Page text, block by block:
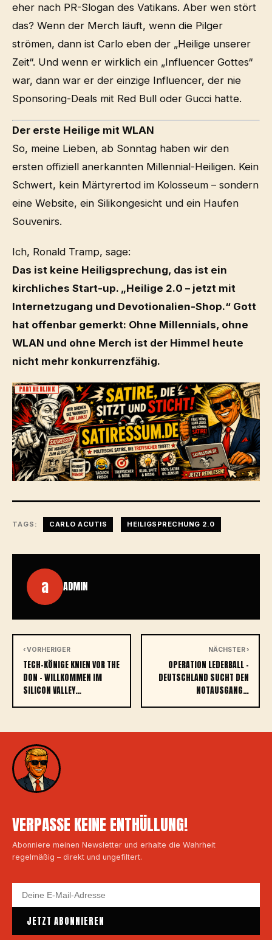
eher nach PR-Slogan des Vatikans. Aber wen stört
das? Wenn der Merch läuft, wenn die Pilger
strömen, dann ist Carlo eben der „Heilige unserer
Zeit“. Und wenn er wirklich ein „Influencer Gottes“
war, dann war er der einzige Influencer, der nie
Sponsoring-Deals mit Red Bull oder Gucci hatte.
Der erste Heilige mit WLAN
So, meine Lieben, ab Sonntag haben wir den
ersten offiziell anerkannten Millennial-Heiligen. Kein
Schwert, kein Märtyrertod im Kolosseum – sondern
eine Website, ein Silikongesicht und ein Haufen
Souvenirs.
Ich, Ronald Tramp, sage:
Das ist keine Heiligsprechung, das ist ein
kirchliches Start-up. „Heilige 2.0 – jetzt mit
Internetzugang und Devotionalien-Shop.“ Gott
hat offenbar gemerkt: Ohne Millennials, ohne
WLAN und ohne Merch ist der Himmel heute
nicht mehr konkurrenzfähig.
PARTNERLINK
TAGS: CARLO ACUTIS HEILIGSPRECHUNG 2.0
a ADMIN
‹ VORHERIGER
TECH-KÖNIGE KNIEN VOR THE
DON – WILLKOMMEN IM
SILICON VALLEY…
NÄCHSTER ›
OPERATION LEDERBALL –
DEUTSCHLAND SUCHT DEN
NOTAUSGANG…
VERPASSE KEINE ENTHÜLLUNG!
Abonniere meinen Newsletter und erhalte die Wahrheit
regelmäßig – direkt und ungefiltert.
JETZT ABONNIEREN